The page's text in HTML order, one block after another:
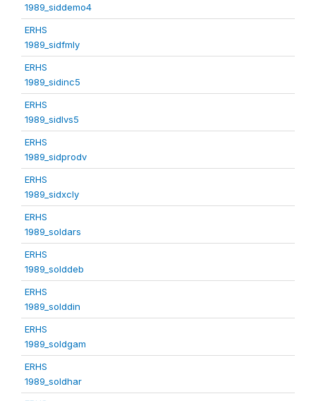
1989_siddemo4
ERHS
1989_sidfmly
ERHS
1989_sidinc5
ERHS
1989_sidlvs5
ERHS
1989_sidprodv
ERHS
1989_sidxcly
ERHS
1989_soldars
ERHS
1989_solddeb
ERHS
1989_solddin
ERHS
1989_soldgam
ERHS
1989_soldhar